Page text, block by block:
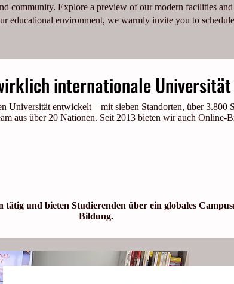
community. Explore a preview of our modern facilities
educational environment, we warmly invite you to
internationale Universität
Universität entwickelt – mit sieben Standorten, über 3.800
aus über 20 Nationen. Seit 2013 bieten wir auch Online-
und bieten Studierenden über ein globales
Bildung.